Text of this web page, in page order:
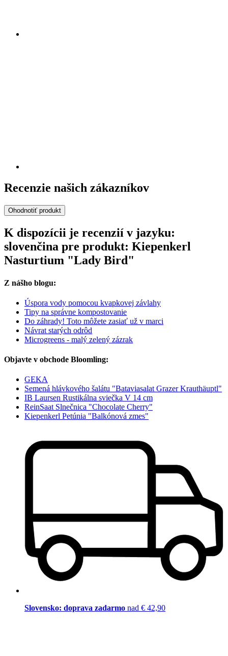
Recenzie našich zákazníkov
Ohodnotiť produkt
K dispozícii je recenzií v jazyku:
slovenčina pre produkt: Kiepenkerl
Nasturtium "Lady Bird"
Z nášho blogu:
Úspora vody pomocou kvapkovej závlahy
Tipy na správne kompostovanie
Do záhrady! Toto môžete zasiať už v marci
Návrat starých odrôd
Microgreens - malý zelený zázrak
Objavte v obchode Bloomling:
GEKA
Semená hlávkového šalátu "Bataviasalat Grazer Krauthäuptl"
IB Laursen Rustikálna sviečka V 14 cm
ReinSaat Slnečnica "Chocolate Cherry"
Kiepenkerl Petúnia "Balkónová zmes"
Slovensko: doprava zadarmo nad € 42,90